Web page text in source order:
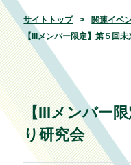
サイトトップ
関連イベ
【IIIメンバー限定】第５回
【IIIメンバー
り研究会